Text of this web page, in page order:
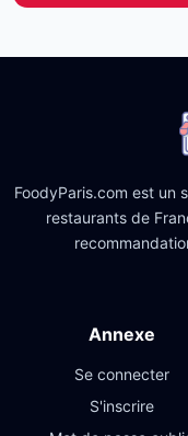
FoodyParis.com est un
restaurants de
Annexe
Se connecter
S'inscrire